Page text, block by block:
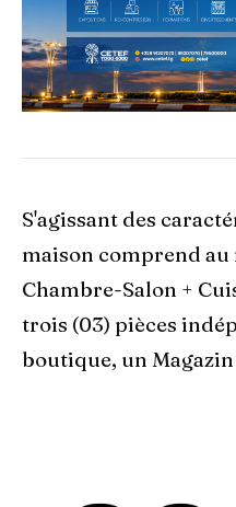
S'agissant des
maison comprend au
Chambre-Salon +
trois (03) pièces
boutique, un